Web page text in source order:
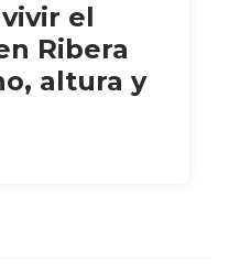
el
Ribera
altura y